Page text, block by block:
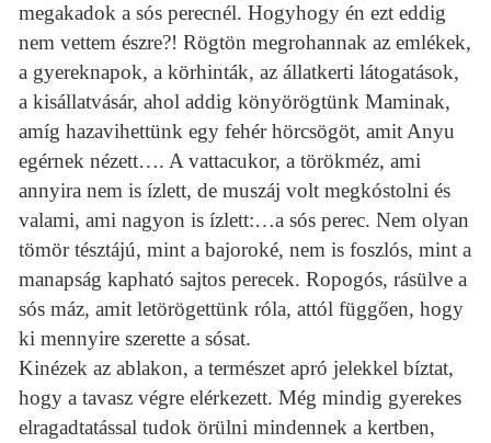
megakadok a sós perecnél. Hogyhogy én ezt eddig
nem vettem észre?! Rögtön megrohannak az emlékek,
a gyereknapok, a körhinták, az állatkerti látogatások,
a kisállatvásár, ahol addig könyörögtünk Maminak,
amíg hazavihettünk egy fehér hörcsögöt, amit Anyu
egérnek nézett…. A vattacukor, a törökméz, ami
annyira nem is ízlett, de muszáj volt megkóstolni és
valami, ami nagyon is ízlett:…a sós perec. Nem olyan
tömör tésztájú, mint a bajoroké, nem is foszlós, mint a
manapság kapható sajtos perecek. Ropogós, rásülve a
sós máz, amit letörögettünk róla, attól függően, hogy
ki mennyire szerette a sósat.
Kinézek az ablakon, a természet apró jelekkel bíztat,
hogy a tavasz végre elérkezett. Még mindig gyerekes
elragadtatással tudok örülni mindennek a kertben,